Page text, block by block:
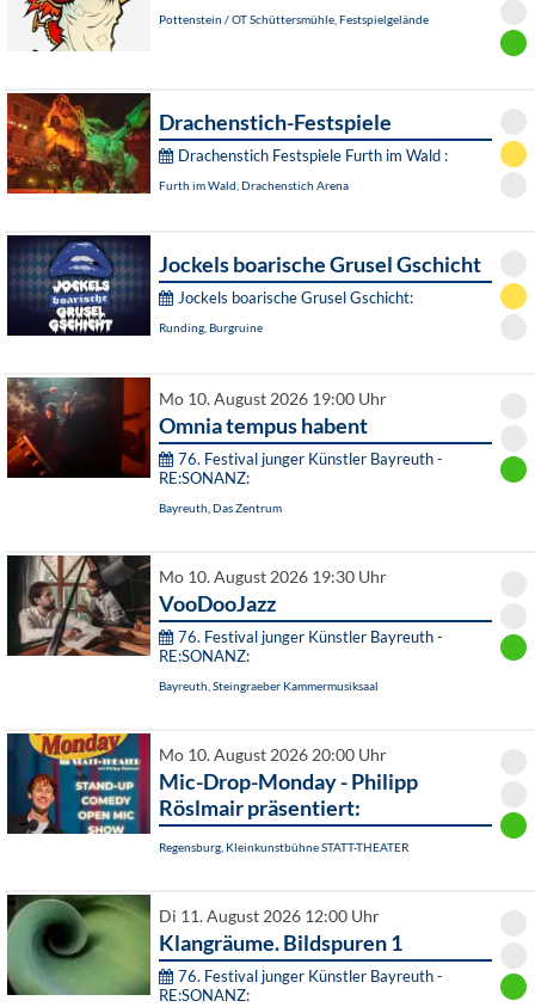
Pottenstein / OT Schüttersmühle, Festspielgelände
Drachenstich-Festspiele
Drachenstich Festspiele Furth im Wald :
Furth im Wald, Drachenstich Arena
Jockels boarische Grusel Gschicht
Jockels boarische Grusel Gschicht:
Runding, Burgruine
Mo 10. August 2026 19:00 Uhr
Omnia tempus habent
76. Festival junger Künstler Bayreuth -
RE:SONANZ:
Bayreuth, Das Zentrum
Mo 10. August 2026 19:30 Uhr
VooDooJazz
76. Festival junger Künstler Bayreuth -
RE:SONANZ:
Bayreuth, Steingraeber Kammermusiksaal
Mo 10. August 2026 20:00 Uhr
Mic-Drop-Monday - Philipp
Röslmair präsentiert:
Regensburg, Kleinkunstbühne STATT-THEATER
Di 11. August 2026 12:00 Uhr
Klangräume. Bildspuren 1
76. Festival junger Künstler Bayreuth -
RE:SONANZ: